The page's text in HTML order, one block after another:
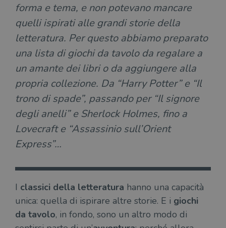
forma e tema, e non potevano mancare
quelli ispirati alle grandi storie della
letteratura. Per questo abbiamo preparato
una lista di giochi da tavolo da regalare a
un amante dei libri o da aggiungere alla
propria collezione. Da “Harry Potter” e “Il
trono di spade”, passando per “Il signore
degli anelli” e Sherlock Holmes, fino a
Lovecraft e “Assassinio sull’Orient
Express”…
I classici della letteratura hanno una capacità
unica: quella di ispirare altre storie. E i giochi
da tavolo, in fondo, sono un altro modo di